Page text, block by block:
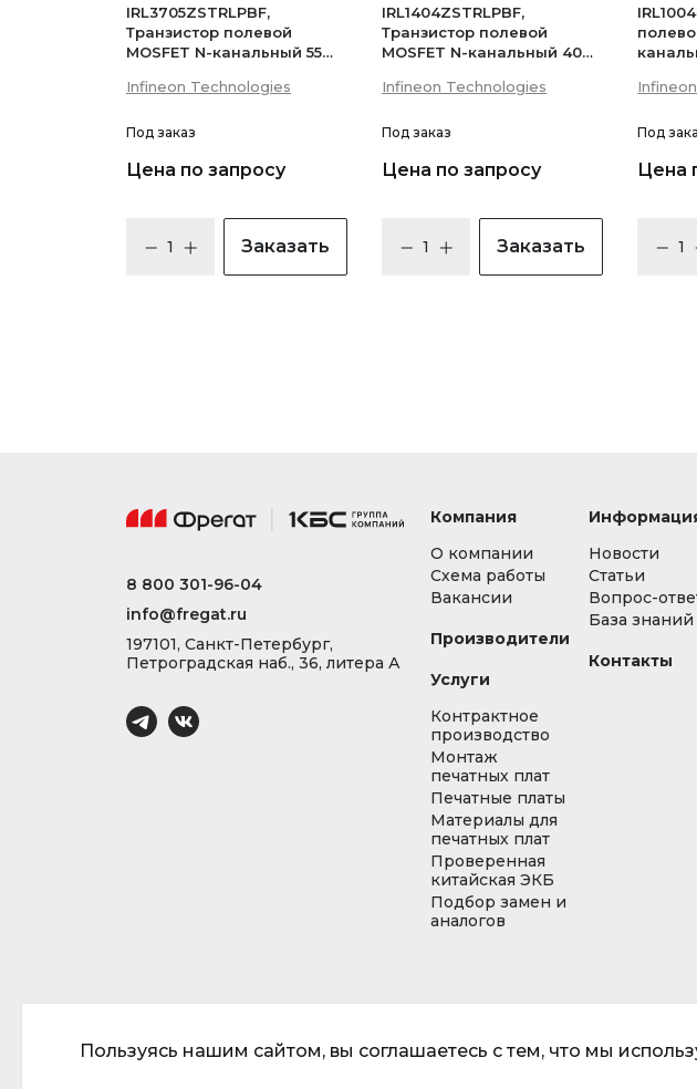
IRL3705ZSTRLPBF,
Транзистор полевой
MOSFET N-канальный 55В
Infineon Technologies
Под заказ
Цена по запросу
Заказать
IRL1404ZSTRLPBF,
Транзистор полевой
MOSFET N-канальный 40В
Infineon Technologies
Под заказ
Цена по запросу
Заказать
Под
Цена
Пользуясь нашим сайтом, вы соглашаетесь с тем, что мы
8 800 301-96-04
info@fregat.ru
197101, Санкт-Петербург,
Петроградская наб., 36, литера А
Компания
О компании
Схема работы
Вакансии
Производители
Услуги
Контрактное
производство
Монтаж
печатных плат
Печатные платы
Материалы для
печатных плат
Проверенная
китайская ЭКБ
Подбор замен и
аналогов
Новости
Статьи
Вопрос-
База знаний
Контакты